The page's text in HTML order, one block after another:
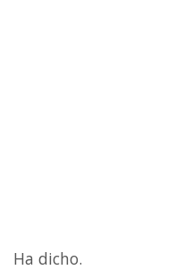
Ha dicho.